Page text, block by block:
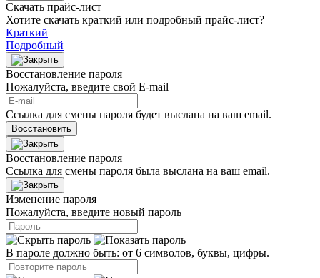
Скачать прайс-лист
Хотите скачать краткий или подробный прайс-лист?
Краткий
Подробный
Восстановление пароля
Пожалуйста, введите свой E‑mail
Ссылка для смены пароля будет выслана на ваш email.
Восстановить
Восстановление пароля
Ссылка для смены пароля была выслана на ваш email.
Изменение пароля
Пожалуйста, введите новый пароль
В пароле должно быть: от 6 символов, буквы, цифры.